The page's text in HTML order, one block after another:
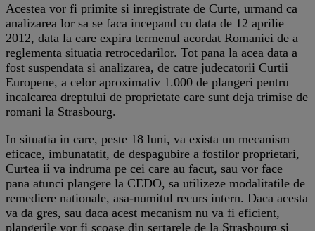
Acestea vor fi primite si inregistrate de Curte, urmand ca
analizarea lor sa se faca incepand cu data de 12 aprilie
2012, data la care expira termenul acordat Romaniei de a
reglementa situatia retrocedarilor. Tot pana la acea data a
fost suspendata si analizarea, de catre judecatorii Curtii
Europene, a celor aproximativ 1.000 de plangeri pentru
incalcarea dreptului de proprietate care sunt deja trimise de
romani la Strasbourg.
In situatia in care, peste 18 luni, va exista un mecanism
eficace, imbunatatit, de despagubire a fostilor proprietari,
Curtea ii va indruma pe cei care au facut, sau vor face
pana atunci plangere la CEDO, sa utilizeze modalitatile de
remediere nationale, asa-numitul recurs intern. Daca acesta
va da gres, sau daca acest mecanism nu va fi eficient,
plangerile vor fi scoase din sertarele de la Strasbourg si